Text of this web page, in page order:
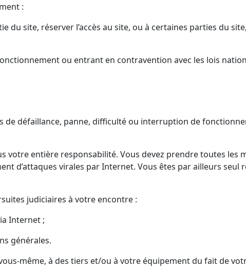
:
du site, réserver l’accès au site, ou à certaines parties du
ou entrant en contravention avec les lois
de défaillance, panne, difficulté ou interruption de
votre entière responsabilité. Vous devez prendre toutes les
d’attaques virales par Internet. Vous êtes par ailleurs seul
judiciaires à votre encontre :
Internet ;
générales.
même, à des tiers et/ou à votre équipement du fait de